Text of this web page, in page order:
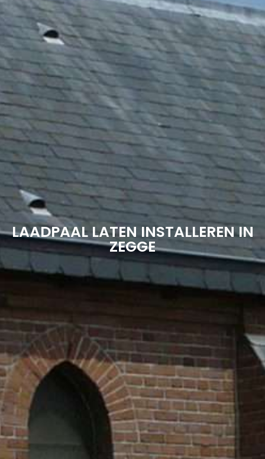
LAADPAAL LATEN INSTALLEREN IN
ZEGGE